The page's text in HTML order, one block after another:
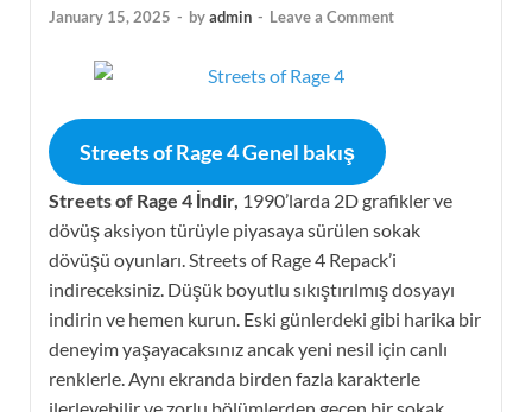
January 15, 2025 - byadmin - Leave a Comment
Streets of Rage 4 Genel bakış
Streets of Rage 4 İndir, 1990’larda 2D grafikler ve
dövüş aksiyon türüyle piyasaya sürülen sokak
dövüşü oyunları. Streets of Rage 4 Repack’i
indireceksiniz. Düşük boyutlu sıkıştırılmış dosyayı
indirin ve hemen kurun. Eski günlerdeki gibi harika bir
deneyim yaşayacaksınız ancak yeni nesil için canlı
renklerle. Aynı ekranda birden fazla karakterle